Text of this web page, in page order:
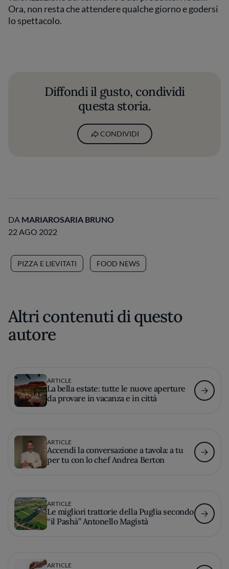
Ora, non resta che attendere qualche giorno e godersi
lo spettacolo.
Diffondi il gusto, condividi
questa storia.
CONDIVIDI
DA MARIAROSARIA BRUNO
22 AGO 2022
PIZZA E LIEVITATI FOOD NEWS
Altri contenuti di questo
autore
ARTICLE
La bella estate: tutte le nuove aperture
da provare in vacanza e in città
ARTICLE
Accendi la conversazione a tavola: a tu
per tu con lo chef Andrea Berton
ARTICLE
Le migliori trattorie della Puglia secondo
“il Pashà” Antonello Magistà
ARTICLE